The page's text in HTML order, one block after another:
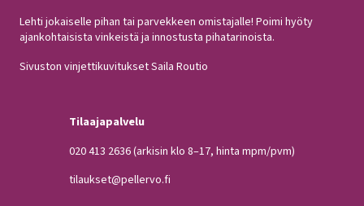
Lehti jokaiselle pihan tai parvekkeen omistajalle! Poimi hyöty
ajankohtaisista vinkeistä ja innostusta pihatarinoista.
Sivuston vinjettikuvitukset Saila Routio
Tilaajapalvelu
020 413 2636(arkisin klo 8–17, hinta mpm/pvm)
tilaukset@pellervo.fi